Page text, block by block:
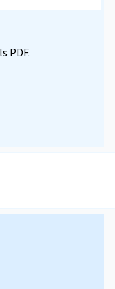
PDF.